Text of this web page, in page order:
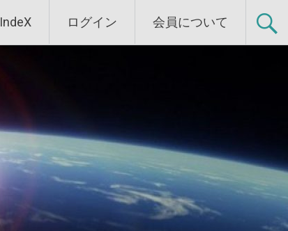
IndeX ログイン 会員について